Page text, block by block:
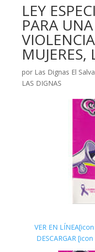
LEY
PARA
MUJERES,
por Las Dignas El
LAS DIGNAS
VER EN
DESCARGAR [icon